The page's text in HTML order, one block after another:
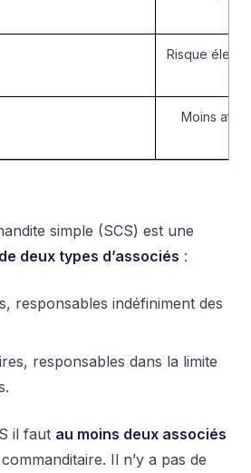
Risque élevé
Moins
simple (SCS) est une
deux types d’associés :
responsables indéfiniment des
responsables dans la limite
il faut au moins deux associés
Il n’y a pas de